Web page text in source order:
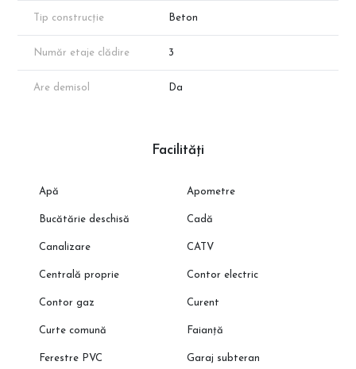
Tip construcție Beton
Număr etaje clădire 3
Are demisol Da
Facilități
Apă Apometre
Bucătărie deschisă Cadă
Canalizare CATV
Centrală proprie Contor electric
Contor gaz Curent
Curte comună Faianță
Ferestre PVC Garaj subteran